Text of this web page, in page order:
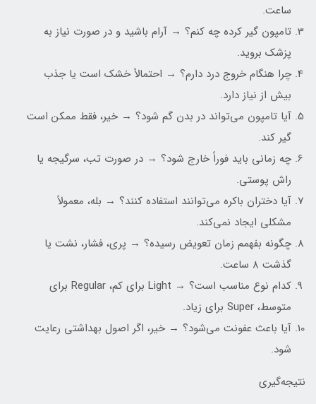
ساعت.
تامپون گیر کرده چه کنم؟ → آرام باشید و در صورت نیاز به
پزشک بروید.
چرا هنگام خروج درد دارم؟ → احتمالاً خشک است یا جذب
بیش از نیاز دارد.
آیا تامپون می‌تواند در بدن گم شود؟ → خیر، فقط ممکن است
گیر کند.
چه زمانی باید فوراً خارج شود؟ → در صورت تب، سرگیجه یا
راش پوستی.
آیا دختران باکره می‌توانند استفاده کنند؟ → بله، معمولاً
مشکلی ایجاد نمی‌کند.
چگونه بفهمم زمان تعویض رسیده؟ → پری، فشار، نشت یا
گذشت ۸ ساعت.
کدام نوع مناسب است؟ → Light برای کم، Regular برای
متوسط، Super برای زیاد.
آیا باعث عفونت می‌شود؟ → خیر، اگر اصول بهداشتی رعایت
شود.
نتیجه‌گیری